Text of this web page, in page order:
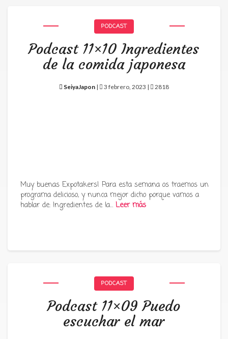
PODCAST
Podcast 11×10 Ingredientes
de la comida japonesa
SeiyaJapon | 3 febrero, 2023 | 2818
Muy buenas Expotakers! Para esta semana os traemos un
programa delicioso, y nunca mejor dicho porque vamos a
hablar de: Ingredientes de la… Leer más
PODCAST
Podcast 11×09 Puedo
escuchar el mar